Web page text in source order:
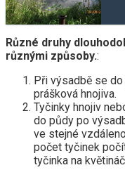
Různé druhy
různými způsoby.:
Při výsadbě se
prášková hnojiva.
Tyčinky hnojiv
do půdy po
ve stejné
počet tyčinek
tyčinka na